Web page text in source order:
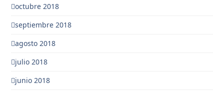
octubre 2018
septiembre 2018
agosto 2018
julio 2018
junio 2018